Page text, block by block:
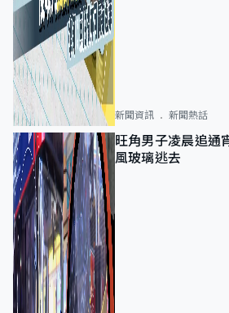
新聞資訊 新聞熱話
旺角男子凌晨追
風玻璃逃去